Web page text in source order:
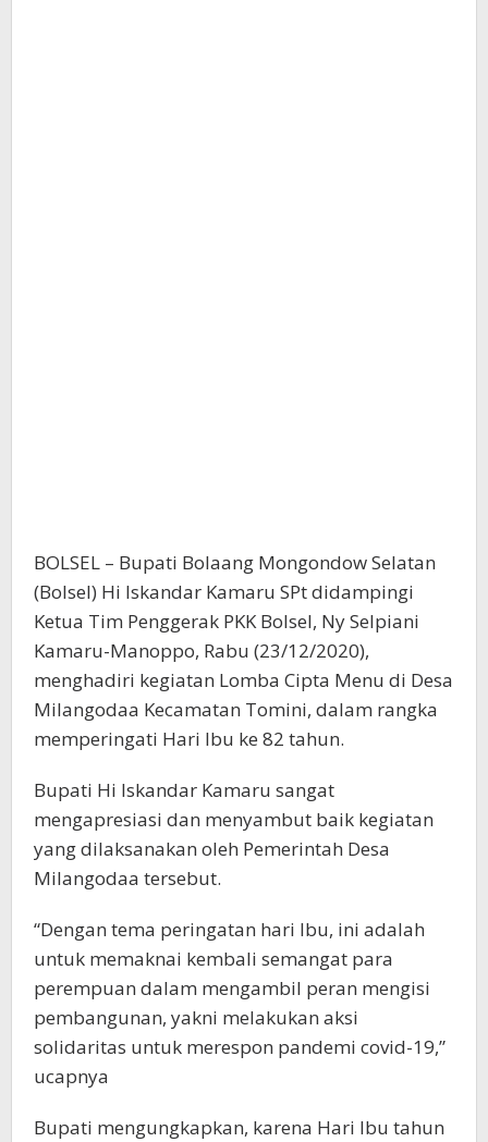
BOLSEL – Bupati Bolaang Mongondow Selatan
(Bolsel) Hi Iskandar Kamaru SPt didampingi
Ketua Tim Penggerak PKK Bolsel, Ny Selpiani
Kamaru-Manoppo, Rabu (23/12/2020),
menghadiri kegiatan Lomba Cipta Menu di Desa
Milangodaa Kecamatan Tomini, dalam rangka
memperingati Hari Ibu ke 82 tahun.
Bupati Hi Iskandar Kamaru sangat
mengapresiasi dan menyambut baik kegiatan
yang dilaksanakan oleh Pemerintah Desa
Milangodaa tersebut.
“Dengan tema peringatan hari Ibu, ini adalah
untuk memaknai kembali semangat para
perempuan dalam mengambil peran mengisi
pembangunan, yakni melakukan aksi
solidaritas untuk merespon pandemi covid-19,”
ucapnya
Bupati mengungkapkan, karena Hari Ibu tahun